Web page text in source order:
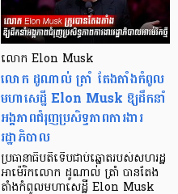
លោក Elon Musk
លោក ដូណាល់ ត្រាំ តែងតាំងកំពូល
មហាសេដ្ឋី Elon Musk ឱ្យដឹកនាំ
អង្គភាពជំរុញប្រសិទ្ធភាពការងារ
រដ្ឋាភិបាល
ប្រធានាធិបតីទើបជាប់ឆ្នោតរបស់សហរដ្ឋ
អាម៉េរិកលោក ដូណាល់ ត្រាំ បានតែង
តាំងកំពូលមហាសេដ្ឋី Elon Musk